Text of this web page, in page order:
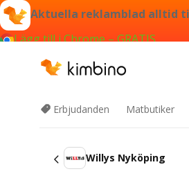
Aktuella reklamblad alltid
Lägg till i Chrome – GRATIS
Erbjudanden Matbutiker
Willys Nyköping